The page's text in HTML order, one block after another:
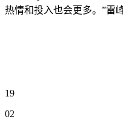
热情和投入也会更多。”雷
19
02